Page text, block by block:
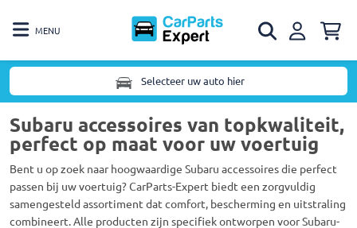
MENU
Selecteer uw auto hier
Subaru accessoires van topkwaliteit,
perfect op maat voor uw voertuig
Bent u op zoek naar hoogwaardige Subaru accessoires die perfect
passen bij uw voertuig? CarParts-Expert biedt een zorgvuldig
samengesteld assortiment dat comfort, bescherming en uitstraling
combineert. Alle producten zijn specifiek ontworpen voor Subaru-